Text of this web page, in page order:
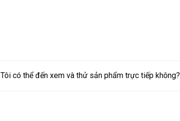
Tôi có thể đến xem và thử sản phẩm trực tiếp không?